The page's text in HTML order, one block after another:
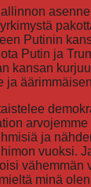
Putinin
Putin ja
kansan
ja
ja
vuoksi.
vähemmän
minä